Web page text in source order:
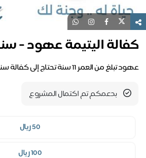
اليتيمة عهود - سنة
من العمر 11 سنة تحتاج إلى كفالة سنوية
بدعمكم تم اكتمال المشروع